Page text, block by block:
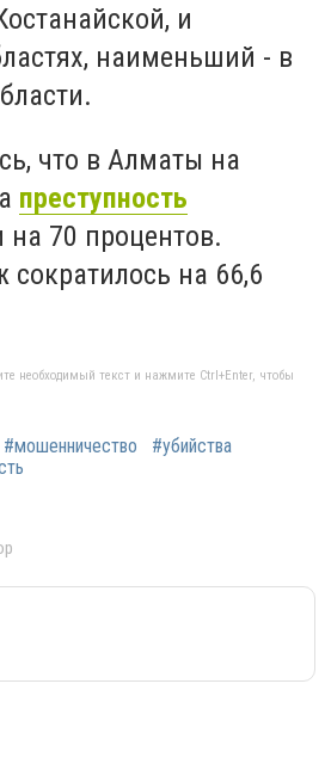
и
наименьший - в
что в Алматы на
преступность
на 70 процентов.
сократилось на 66,6
необходимый текст и нажмите Ctrl+Enter, чтобы
#мошенничество
#убийства